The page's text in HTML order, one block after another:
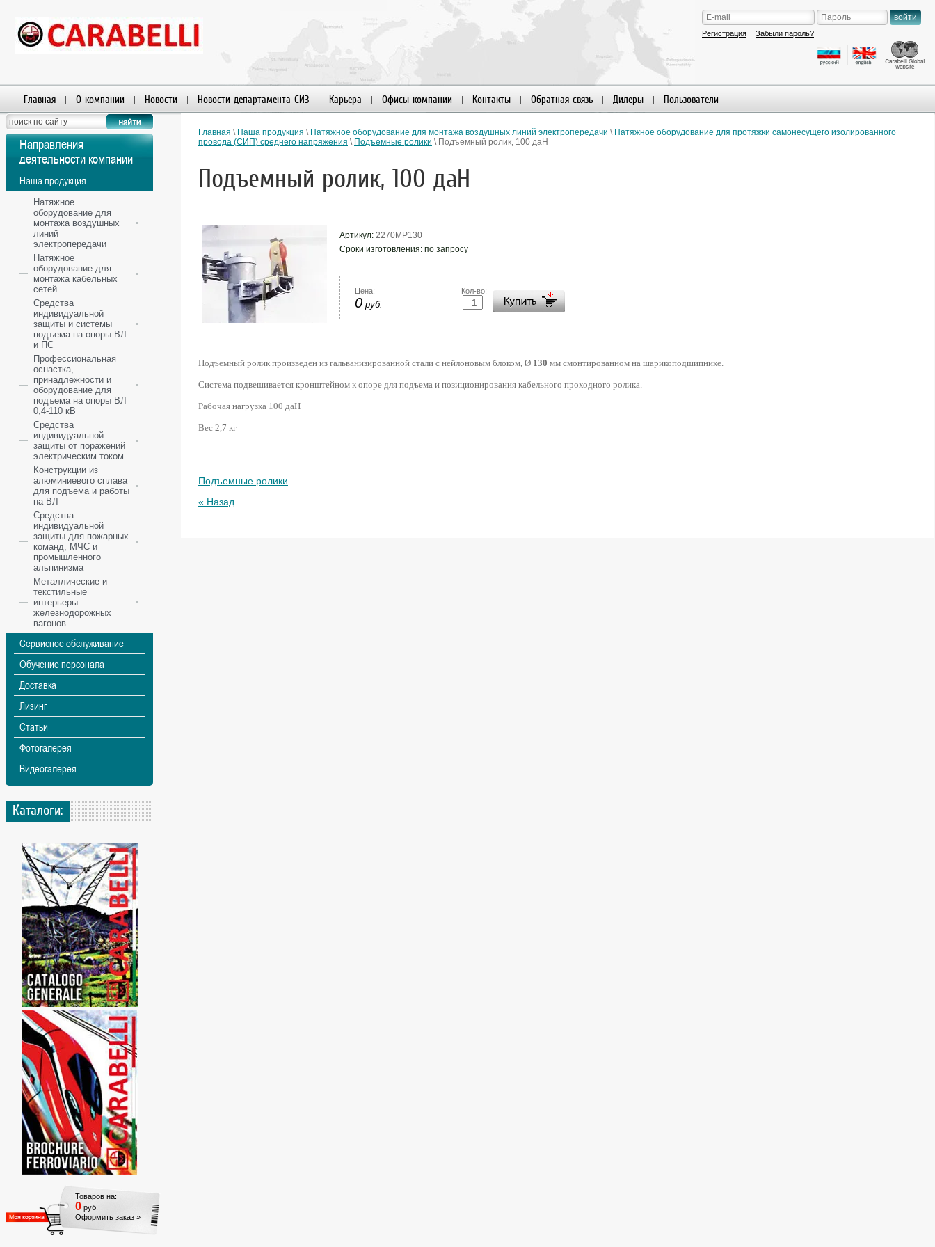
Главная О компании Новости Новости департамента СИЗ Карьера Офисы компании Контакты Обратная связь Дилеры Пользователи
Регистрация Забыли пароль?
Главная \ Наша продукция \ Натяжное оборудование для монтажа воздушных линий электропередачи \ Натяжное оборудование для протяжки самонесущего изолированного
провода (СИП) среднего напряжения \ Подъемные ролики \ Подъемный ролик, 100 даН
Подъемный ролик, 100 даН
Артикул: 2270МР130
Сроки изготовления: по запросу
Кол-во:
Цена:
0 руб.
Подъемный ролик произведен из гальванизированной стали с нейлоновым блоком, Ø 130 мм смонтированном на шарикоподшипнике.
Система подвешивается кронштейном к опоре для подъема и позиционирования кабельного проходного ролика.
Рабочая нагрузка 100 даН
Вес 2,7 кг
Подъемные ролики
« Назад
Направления
деятельности компании
Наша продукция
Натяжное
оборудование для
монтажа воздушных
линий
электропередачи
Натяжное
оборудование для
монтажа кабельных
сетей
Средства
индивидуальной
защиты и системы
подъема на опоры ВЛ
и ПС
Профессиональная
оснастка,
принадлежности и
оборудование для
подъема на опоры ВЛ
0,4-110 кВ
Средства
индивидуальной
защиты от поражений
электрическим током
Конструкции из
алюминиевого сплава
для подъема и работы
на ВЛ
Средства
индивидуальной
защиты для пожарных
команд, МЧС и
промышленного
альпинизма
Металлические и
текстильные
интерьеры
железнодорожных
вагонов
Сервисное обслуживание
Обучение персонала
Доставка
Лизинг
Статьи
Фотогалерея
Видеогалерея
Каталоги:
Товаров на:
0 руб.
Оформить заказ »